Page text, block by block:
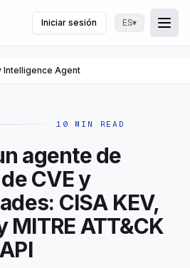
Iniciar sesión ES▾
Intelligence Agent
10 MIN READ
agente de
CVE y
CISA KEV,
MITRE ATT&CK